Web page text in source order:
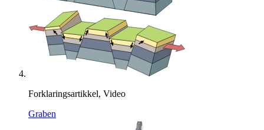
Forklaringsartikkel, Video
Graben